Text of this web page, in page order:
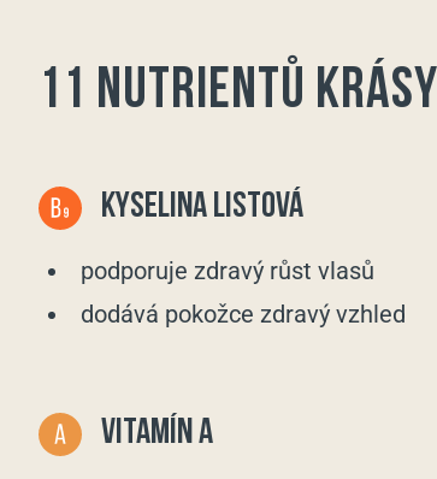
11 NUTRIENTŮ KRÁSY
KYSELINA LISTOVÁ
podporuje zdravý růst vlasů
dodává pokožce zdravý vzhled
VITAMÍN A